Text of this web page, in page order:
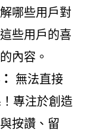
哪些用戶對
些用戶的喜
內容。
無法直接
專注於創造
按讚、留